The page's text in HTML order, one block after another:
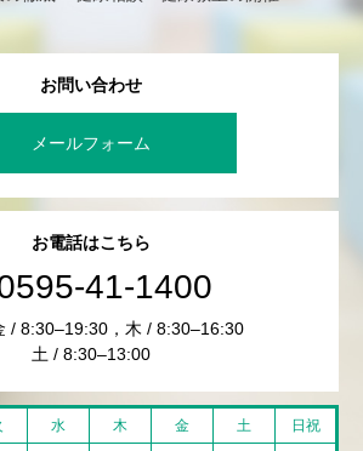
お問い合わせ
メールフォーム
お電話はこちら
41-1400
/ 8:30–19:30，木 / 8:30–16:30
土 / 8:30–13:00
水 木 金 土 日祝